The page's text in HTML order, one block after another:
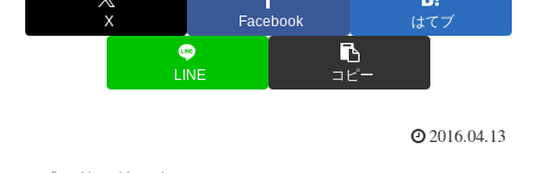
X Facebook はてブ
LINE コピー
2016.04.13